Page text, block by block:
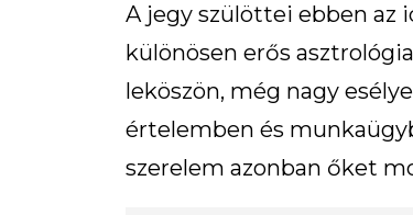
A jegy szülöttei ebben az
különösen erős
leköszön, még nagy
értelemben és
szerelem azonban őket